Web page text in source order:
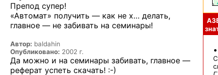
Препод супер!
«Автомат» получить — как не х… делать,
главное — не забивать на семинары!
Автор: baldahin
Опубликовано: 2002 г.
Да можно и на семинары забивать, главное —
реферат успеть скачать! :-)